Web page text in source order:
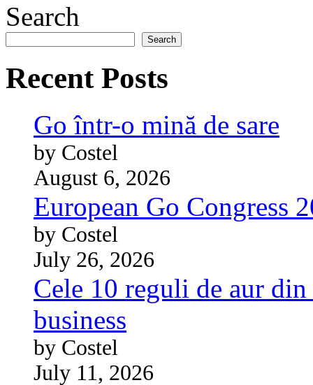
Search
Search
Recent Posts
Go într-o mină de sare
by Costel
August 6, 2026
European Go Congress
by Costel
July 26, 2026
Cele 10 reguli de aur
business
by Costel
July 11, 2026